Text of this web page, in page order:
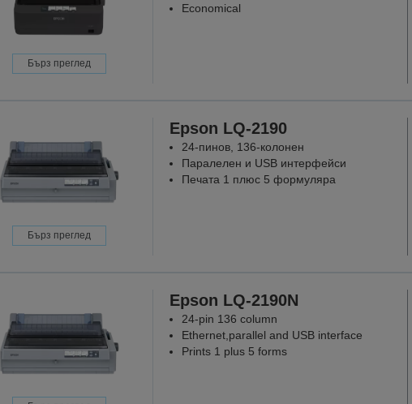
Бърз преглед
Economical
Бърз преглед
Epson LQ-2190
24-пинов, 136-колонен
Паралелен и USB интерфейси
Печата 1 плюс 5 формуляра
Epson LQ-2190N
24-pin 136 column
Ethernet,parallel and USB interface
Prints 1 plus 5 forms